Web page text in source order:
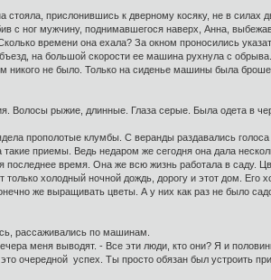
прислонившись к дверному косяку, не в силах
с ног мужчину, поднимавшегося наверх, Анна,
времени она ехала? За окном проносились
на большой скорости ее машина рухнула с обрыва.
не было. Только на сиденье машины была
Волосы рыжие, длинные. Глаза серые. Была одета в
прополотые клумбы. С веранды раздавались
приемы. Ведь недаром же сегодня она дала
последнее время. Она же всю жизнь работала в
холодный ночной дождь, дорогу и этот дом. Его
же выращивать цветы. А у них как раз не было
рассаживались по машинам.
меня выводят. - Все эти люди, кто они? Я и
очередной успех. Ты просто обязан был устроить